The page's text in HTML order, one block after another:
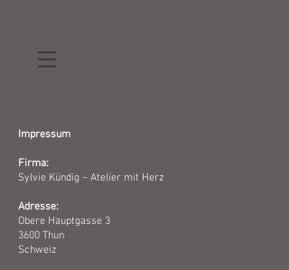
Impressum
Firma:
Sylvie Kündig – Atelier mit Herz
Adresse:
Obere Hauptgasse 3
3600 Thun
Schweiz